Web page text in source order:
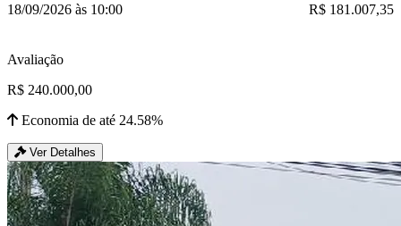
18/09/2026 às 10:00
R$ 181.007,35
Avaliação
R$ 240.000,00
Economia de até 24.58%
Ver Detalhes